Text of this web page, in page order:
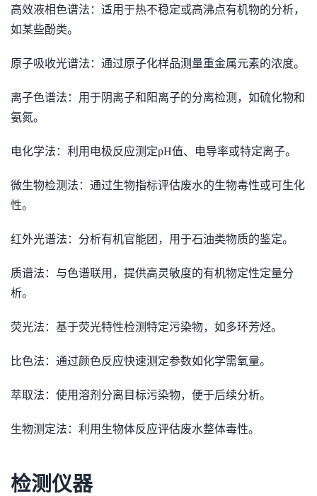
高效液相色谱法：适用于热不稳定或高沸点有机物的分析，
如某些酚类。
原子吸收光谱法：通过原子化样品测量重金属元素的浓度。
离子色谱法：用于阴离子和阳离子的分离检测，如硫化物和
氨氮。
电化学法：利用电极反应测定pH值、电导率或特定离子。
微生物检测法：通过生物指标评估废水的生物毒性或可生化
性。
红外光谱法：分析有机官能团，用于石油类物质的鉴定。
质谱法：与色谱联用，提供高灵敏度的有机物定性定量分
析。
荧光法：基于荧光特性检测特定污染物，如多环芳烃。
比色法：通过颜色反应快速测定参数如化学需氧量。
萃取法：使用溶剂分离目标污染物，便于后续分析。
生物测定法：利用生物体反应评估废水整体毒性。
检测仪器